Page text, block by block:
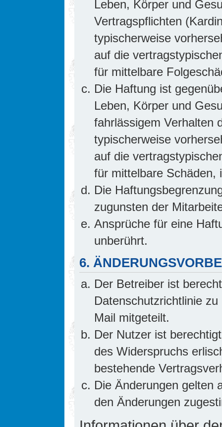
Leben, Körper und
Vertragspflichten
typischerweise
auf die
für mittelbare
Die Haftung ist
Leben, Körper und
fahrlässigem Verhalten
typischerweise
auf die
für mittelbare Schäden,
Die
zugunsten der
Ansprüche für eine
unberührt.
6.
Der Betreiber ist
Datenschutzrichtlinie
Mail mitgeteilt.
Der Nutzer ist
des Widerspruchs
bestehende
Die Änderungen gelten
den Änderungen